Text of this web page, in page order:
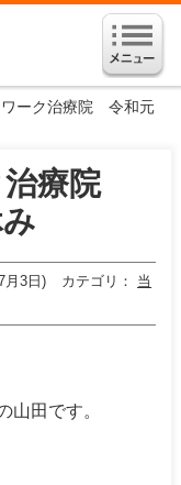
ーク治療院 令和元
治療院
月3日) カテゴリ
当
山田です。